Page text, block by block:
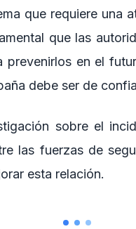
que requiere una
que las
en el
debe ser de
sobre el
las fuerzas de
esta relación.